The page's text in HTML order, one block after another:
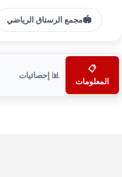
🏟️مجمع الرستاق الرياضي
📋
المعلومات
📊 إحصائيات